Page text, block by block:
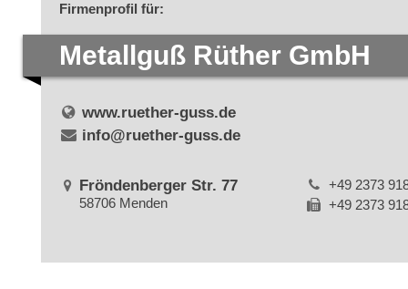
Firmenprofil für:
Metallguß Rüther GmbH
www.ruether-guss.de
info@ruether-guss.de
Fröndenberger Str. 77
58706 Menden
+49 2373
+49 2373